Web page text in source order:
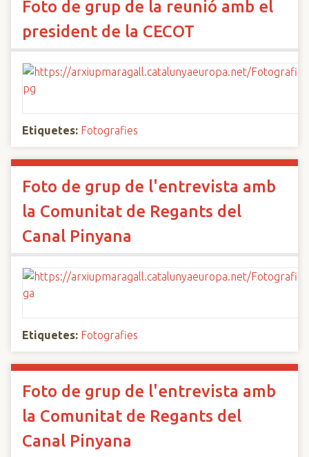
Foto de grup de la reunió amb el
president de la CECOT
Etiquetes: Fotografies
Foto de grup de l'entrevista amb
la Comunitat de Regants del
Canal Pinyana
Etiquetes: Fotografies
Foto de grup de l'entrevista amb
la Comunitat de Regants del
Canal Pinyana